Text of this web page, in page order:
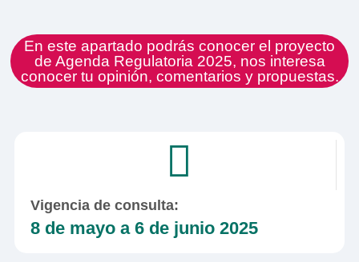
En este apartado podrás conocer el proyecto
de Agenda Regulatoria 2025, nos interesa
conocer tu opinión, comentarios y propuestas.
Vigencia de consulta:
8 de mayo a 6 de junio 2025